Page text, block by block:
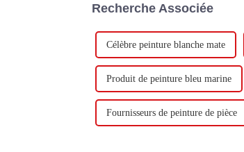
Recherche Associée
Célèbre peinture blanche mate
Produit de peinture bleu marine
Fournisseurs de peinture de pièce